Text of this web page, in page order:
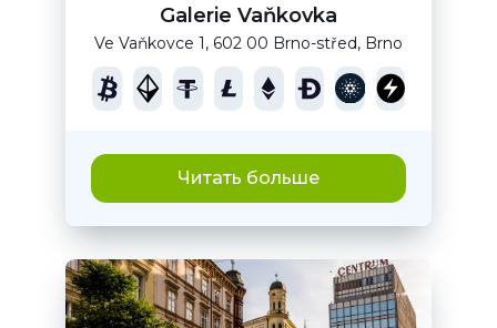
Galerie Vaňkovka
Ve Vaňkovce 1, 602 00 Brno-střed, Brno
Читать больше